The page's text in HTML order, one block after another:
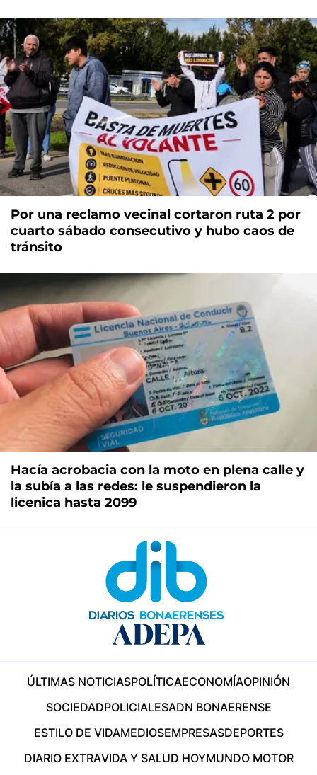
Por una reclamo vecinal cortaron ruta 2 por
cuarto sábado consecutivo y hubo caos de
tránsito
Hacía acrobacia con la moto en plena calle y
la subía a las redes: le suspendieron la
licenica hasta 2099
ÚLTIMAS NOTICIASPOLÍTICAECONOMÍAOPINIÓN
SOCIEDADPOLICIALESADN BONAERENSE
ESTILO DE VIDAMEDIOSEMPRESASDEPORTES
DIARIO EXTRAVIDA Y SALUD HOYMUNDO MOTOR